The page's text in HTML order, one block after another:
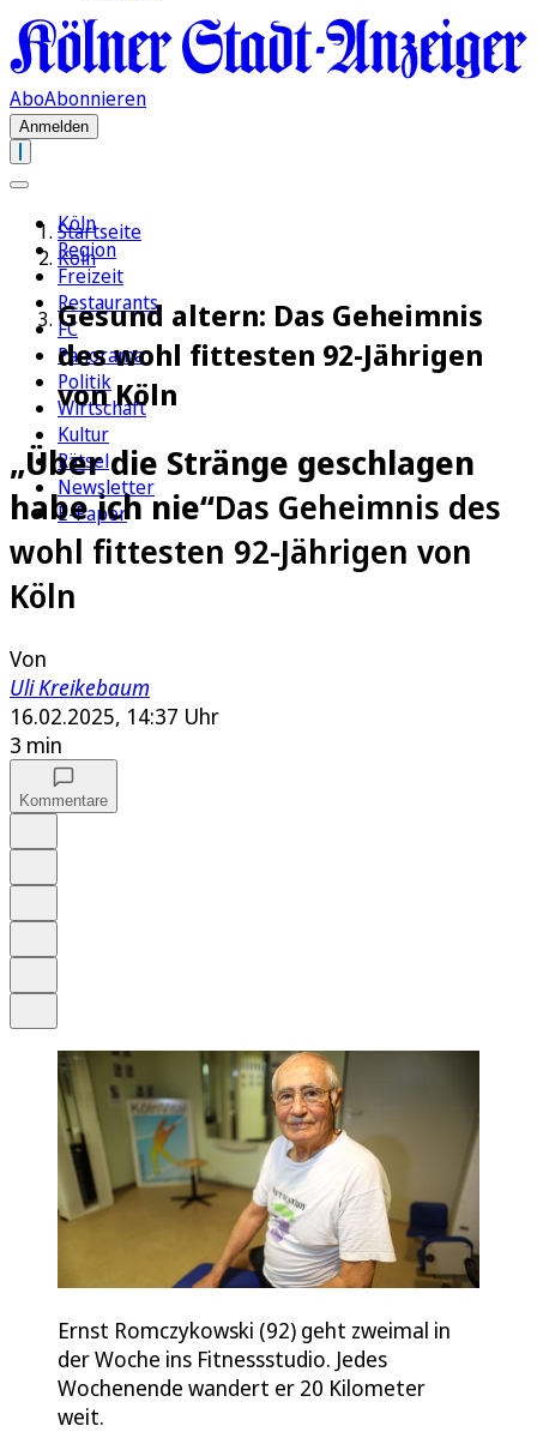
AboAbonnieren
Anmelden
Köln
Region
Freizeit
Restaurants
FC
Panorama
Politik
Wirtschaft
Kultur
Rätsel
Newsletter
E-Paper
Startseite
Köln
Gesund altern: Das Geheimnis
des wohl fittesten 92-Jährigen
von Köln
„Über die Stränge geschlagen
habe ich nie“Das Geheimnis des
wohl fittesten 92-Jährigen von
Köln
Von
Uli Kreikebaum
16.02.2025, 14:37 Uhr
3 min
Kommentare
Ernst Romczykowski (92) geht zweimal in
der Woche ins Fitnessstudio. Jedes
Wochenende wandert er 20 Kilometer
weit.